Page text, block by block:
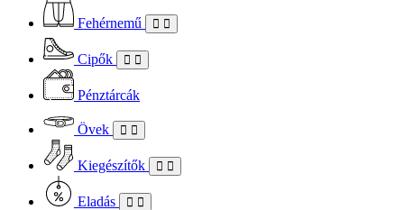
Fehérnemű
Cipők
Pénztárcák
Övek
Kiegészítők
Eladás